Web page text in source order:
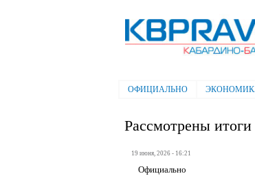
Электронная газета
Балкарская правда"
Главное меню
ОФИЦИАЛЬНО
Рассмотрены
19 июня, 2026 - 16:21
Официально